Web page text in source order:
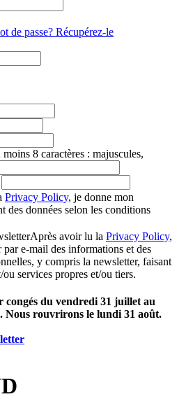
de passe? Récupérez-le
8 caractères : majuscules,
Privacy Policy, je donne mon
des données selon les conditions
Après avoir lu la Privacy Policy,
e-mail des informations et des
y compris la newsletter, faisant
services propres et/ou tiers.
congés du vendredi 31 juillet au
Nous rouvrirons le lundi 31 août.